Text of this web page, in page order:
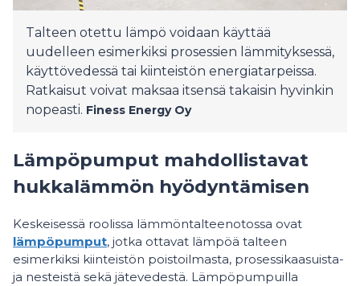
Talteen otettu lämpö voidaan käyttää
uudelleen esimerkiksi prosessien lämmityksessä,
käyttövedessä tai kiinteistön energiatarpeissa.
Ratkaisut voivat maksaa itsensä takaisin hyvinkin
nopeasti. Finess Energy Oy
Lämpöpumput mahdollistavat
hukkalämmön hyödyntämisen
Keskeisessä roolissa lämmöntalteenotossa ovat
lämpöpumput, jotka ottavat lämpöä talteen
esimerkiksi kiinteistön poistoilmasta, prosessikaasuista-
ja nesteistä sekä jätevedestä. Lämpöpumpuilla